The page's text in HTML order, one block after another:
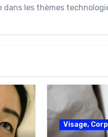
dans les thèmes
Visage,